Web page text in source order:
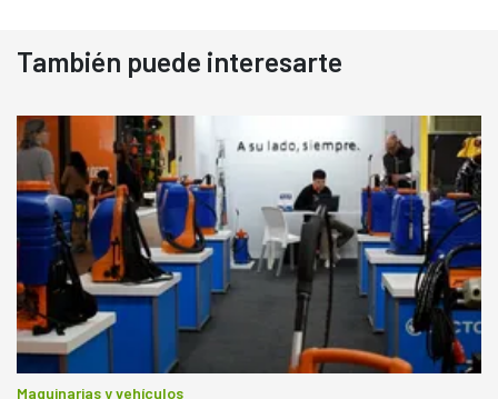
También puede interesarte
Maquinarias y vehículos